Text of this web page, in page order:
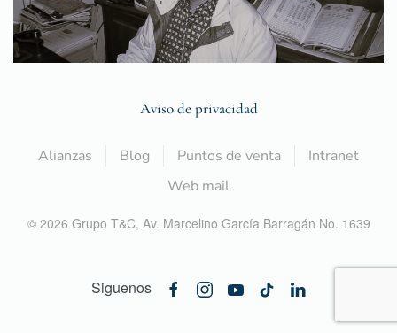
Aviso de privacidad
Alianzas Blog Puntos de venta
Intranet
Web mail
© 2026 Grupo T&C, Av. Marcelino García Barragán No. 1639
Siguenos